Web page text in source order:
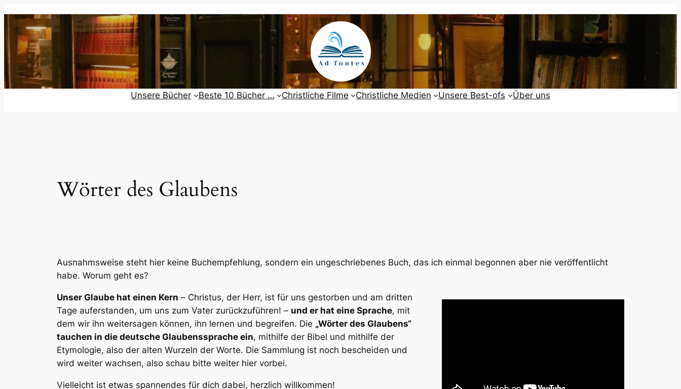
springen
Unsere Bücher Beste 10 Bücher … Christliche Filme Christliche Medien Unsere Best-ofs Über uns
Wörter des Glaubens
Ausnahmsweise steht hier keine Buchempfehlung, sondern ein ungeschriebenes Buch, das ich einmal begonnen aber nie veröffentlicht
habe. Worum geht es?
Unser Glaube hat einen Kern – Christus, der Herr, ist für uns gestorben und am dritten
Tage auferstanden, um uns zum Vater zurückzuführen! – und er hat eine Sprache, mit
dem wir ihn weitersagen können, ihn lernen und begreifen. Die „Wörter des Glaubens“
tauchen in die deutsche Glaubenssprache ein, mithilfe der Bibel und mithilfe der
Etymologie, also der alten Wurzeln der Worte. Die Sammlung ist noch bescheiden und
wird weiter wachsen, also schau bitte weiter hier vorbei.
Vielleicht ist etwas spannendes für dich dabei, herzlich willkommen!